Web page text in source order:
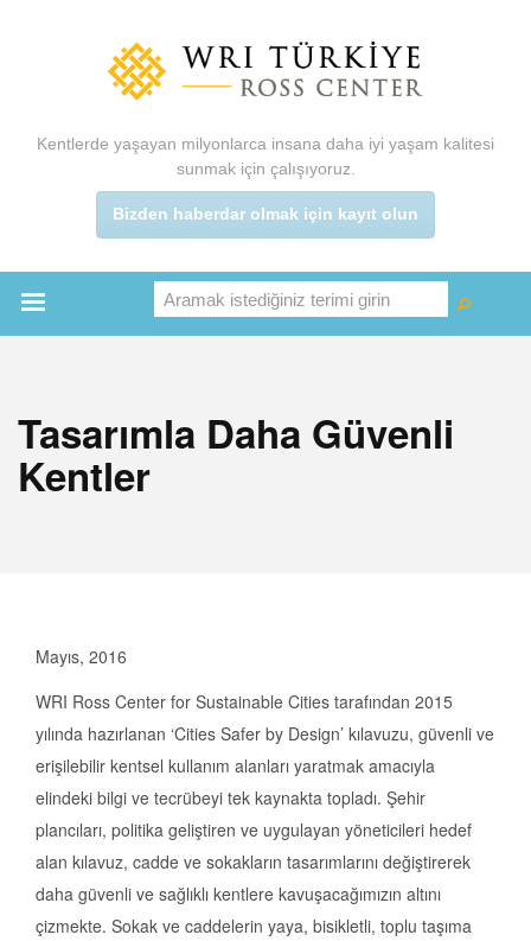
Kentlerde yaşayan milyonlarca insana daha iyi yaşam kalitesi
sunmak için çalışıyoruz.
Bizden haberdar olmak için kayıt olun
Ara
Ara
Tasarımla Daha Güvenli
Kentler
Mayıs, 2016
WRI Ross Center for Sustainable Cities tarafından 2015
yılında hazırlanan ‘Cities Safer by Design’ kılavuzu, güvenli ve
erişilebilir kentsel kullanım alanları yaratmak amacıyla
elindeki bilgi ve tecrübeyi tek kaynakta topladı. Şehir
plancıları, politika geliştiren ve uygulayan yöneticileri hedef
alan kılavuz, cadde ve sokakların tasarımlarını değiştirerek
daha güvenli ve sağlıklı kentlere kavuşacağımızın altını
çizmekte. Sokak ve caddelerin yaya, bisikletli, toplu taşıma